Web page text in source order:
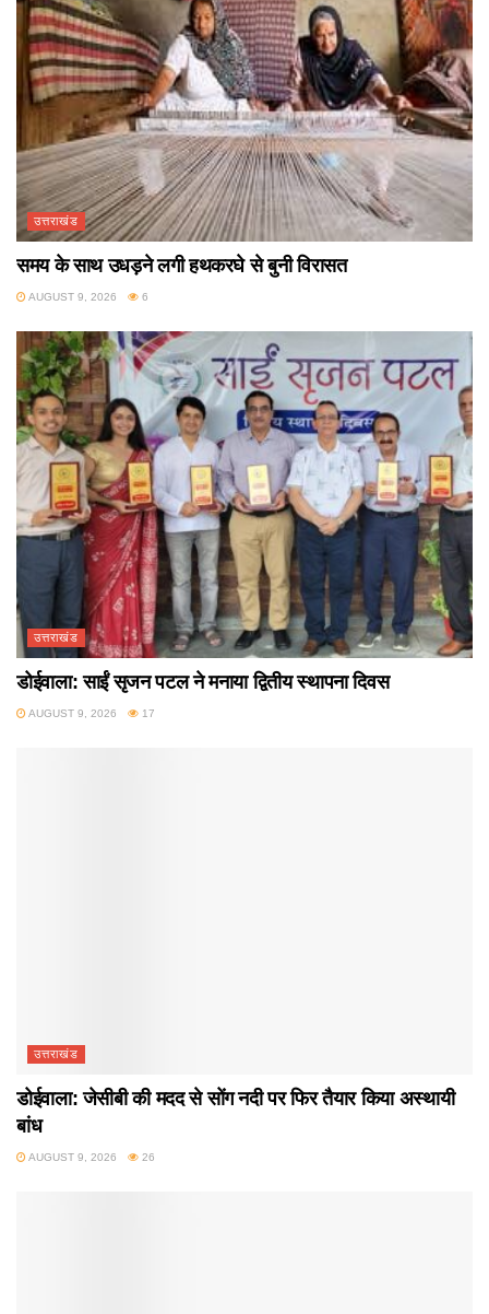
उत्तराखंड
समय के साथ उधड़ने लगी हथकरघे से बुनी विरासत
AUGUST 9, 2026 6
उत्तराखंड
डोईवाला: साईं सृजन पटल ने मनाया द्वितीय स्थापना दिवस
AUGUST 9, 2026 17
उत्तराखंड
डोईवाला: जेसीबी की मदद से सोंग नदी पर फिर तैयार किया अस्थायी
बांध
AUGUST 9, 2026 26